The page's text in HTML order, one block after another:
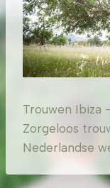
Trouwen Ibiza
Zorgeloos
Nederlandse